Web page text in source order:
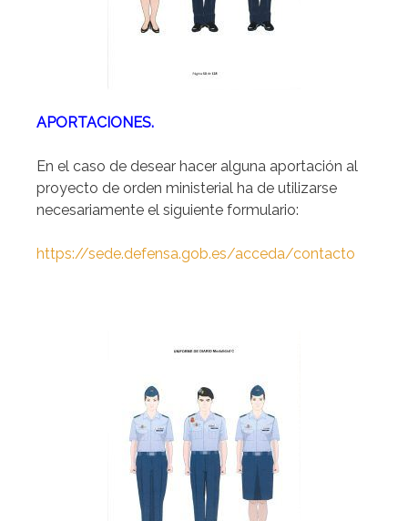
APORTACIONES.
En el caso de desear hacer alguna aportación al
proyecto de orden ministerial ha de utilizarse
necesariamente el siguiente formulario:
https://sede.defensa.gob.es/acceda/contacto